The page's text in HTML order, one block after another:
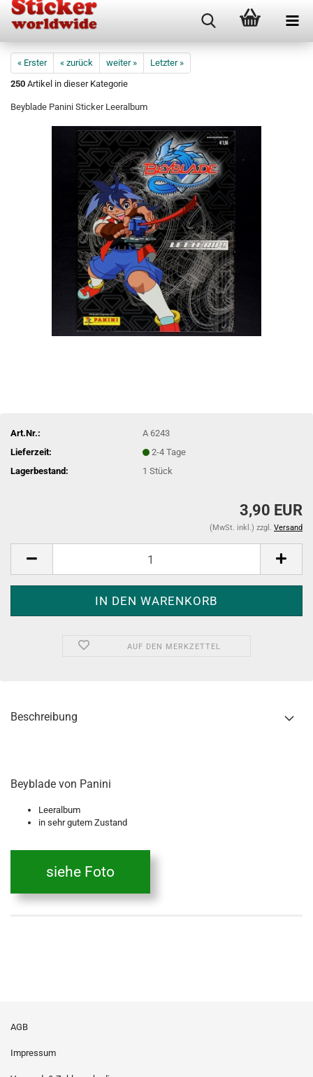
« Erster « zurück weiter »
Letzter »
250 Artikel in dieser Kategorie
Beyblade Panini Sticker Leeralbum
Art.Nr.:
A 6243
Lieferzeit:
2-4 Tage
Lagerbestand:
1Stück
3,90 EUR
(MwSt. inkl.) zzgl. Versand
AUF DEN MERKZETTEL
Beschreibung
Beyblade von Panini
Leeralbum
in sehr gutem Zustand
siehe Foto
AGB
Impressum